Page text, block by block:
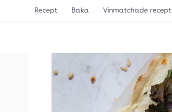
Recept Baka Vinmatchade recept